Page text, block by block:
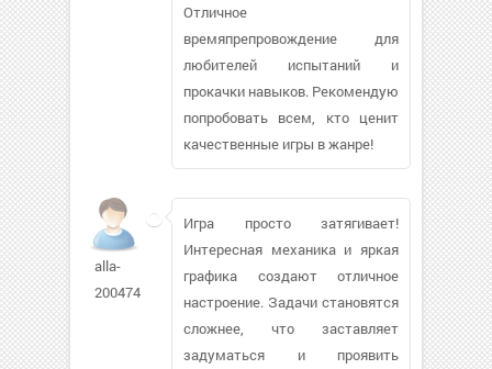
Отличное
времяпрепровождение для
любителей испытаний и
прокачки навыков. Рекомендую
попробовать всем, кто ценит
качественные игры в жанре!
alla-
2004741
Игра просто затягивает!
Интересная механика и яркая
графика создают отличное
настроение. Задачи становятся
сложнее, что заставляет
задуматься и проявить